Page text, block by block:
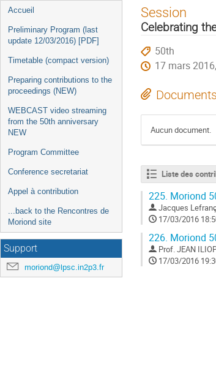
Menu
de
l'événement
Accueil
Preliminary Program (last
update 12/03/2016) [PDF]
Timetable (compact version)
Preparing contributions to the
proceedings (NEW)
WEBCAST video streaming
from the 50th anniversary
NEW
Program Committee
Conference secretariat
Appel à contribution
...back to the Rencontres de
Moriond site
Support
moriond@lpsc.in2p3.fr
Session
Celebrating
50th
17 mars
Aucun document.
Liste des
225. Moriond
Jacques
17/03/2016
226. Moriond
Prof. JEAN
17/03/2016